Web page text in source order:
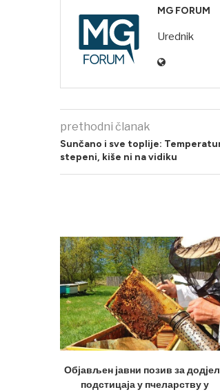
MG FORUM
Urednik
prethodni članak
Sunčano i sve toplije:
stepeni, kiše ni na vidiku
Објављен јавни позив за
подстицаја у пчеларству у